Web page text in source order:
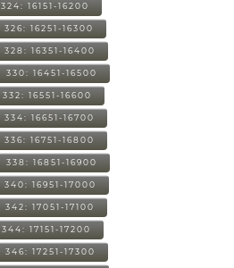
324: 16151-16200
326: 16251-16300
328: 16351-16400
330: 16451-16500
332: 16551-16600
334: 16651-16700
336: 16751-16800
338: 16851-16900
340: 16951-17000
342: 17051-17100
344: 17151-17200
346: 17251-17300